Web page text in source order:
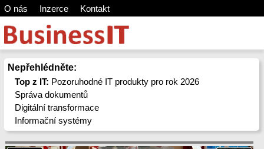
O nás Inzerce Kontakt
Nepřehlédněte:
Top z IT: Pozoruhodné IT produkty pro rok 2026
Správa dokumentů
Digitální transformace
Informační systémy